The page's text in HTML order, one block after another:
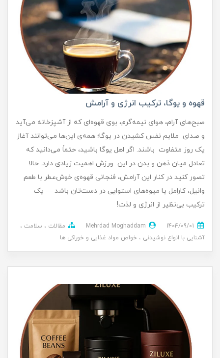
قهوه و یوگا، ترکیب انرژی و آرامش
صبح‌های آرام، هوای نیمه‌گرم، بوی قهوه‌ای که از آشپزخانه می‌آید
و صدای ملایم نفس کشیدن در یوگا؛ همه‌ی این‌ها می‌توانند آغاز
یک روز متفاوت باشند. اگر اهل یوگا باشید، حتماً می‌دانید که
تعادل میان ذهن و بدن در این ورزش اهمیت زیادی دارد. حالا
تصور کنید در کنار این آرامش، فنجانی قهوه‌ی خوش‌عطر با طعم
وانیل، کارامل یا میوه‌های استوایی در دست‌تان باشد — یک
ترکیب بی‌نظیر از انرژی و لذت!
Mehrdad Moghaddam مقالات
سلامت
آشنایی با انواع نوشیدنی
خواص مواد غذایی و خوراکی ها